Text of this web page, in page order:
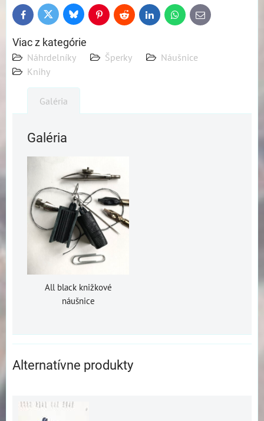
FacebookTwitter BlueskyPinterestReddit LinkedInWhatsApp
E-
mail
Viac z kategórie
Náhrdelníky Šperky
Náušnice
Knihy
Galéria
Galéria
All black knižkové
náušnice
Alternatívne produkty